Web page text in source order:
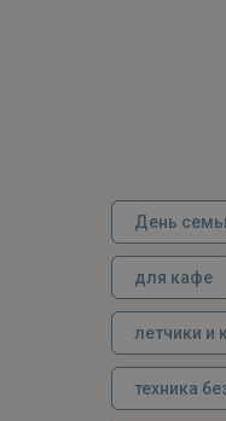
День
для кафе
летчики и
техника